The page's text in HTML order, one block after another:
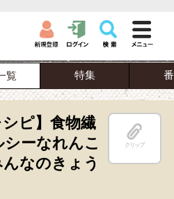
覧 特集
シピ】食物繊
ーなれんこ
なのきょう
クリップ